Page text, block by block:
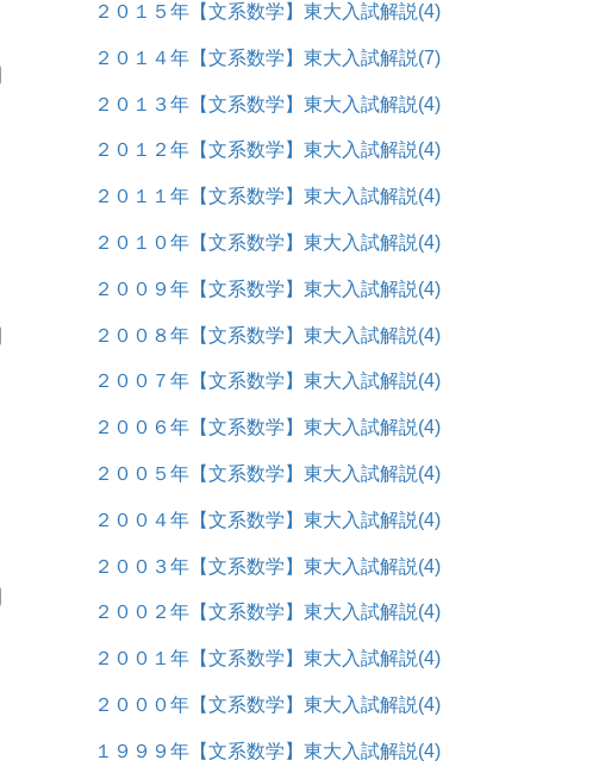
２０１５年【文系数学】東大入試解説(4)
２０１４年【文系数学】東大入試解説(7)
２０１３年【文系数学】東大入試解説(4)
２０１２年【文系数学】東大入試解説(4)
２０１１年【文系数学】東大入試解説(4)
２０１０年【文系数学】東大入試解説(4)
２００９年【文系数学】東大入試解説(4)
２００８年【文系数学】東大入試解説(4)
２００７年【文系数学】東大入試解説(4)
２００６年【文系数学】東大入試解説(4)
２００５年【文系数学】東大入試解説(4)
２００４年【文系数学】東大入試解説(4)
２００３年【文系数学】東大入試解説(4)
２００２年【文系数学】東大入試解説(4)
２００１年【文系数学】東大入試解説(4)
２０００年【文系数学】東大入試解説(4)
１９９９年【文系数学】東大入試解説(4)